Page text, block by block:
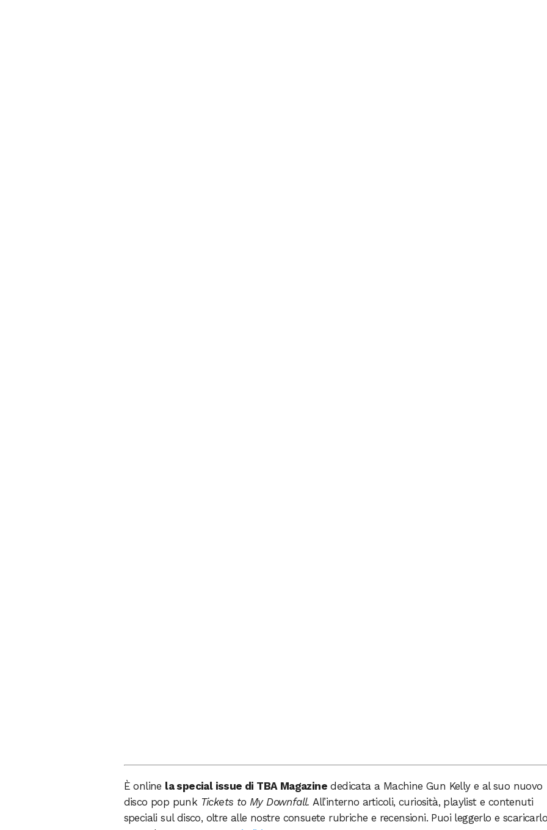
È online la special issue di TBA Magazinededicata a Machine Gun Kelly e al suo nuovo
disco pop punk Tickets to My Downfall. All’interno articoli, curiosità, playlist e contenuti
speciali sul disco, oltre alle nostre consuete rubriche e recensioni. Puoi leggerlo e scaricarlo